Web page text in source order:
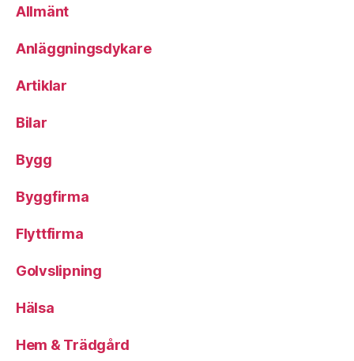
Allmänt
Anläggningsdykare
Artiklar
Bilar
Bygg
Byggfirma
Flyttfirma
Golvslipning
Hälsa
Hem & Trädgård